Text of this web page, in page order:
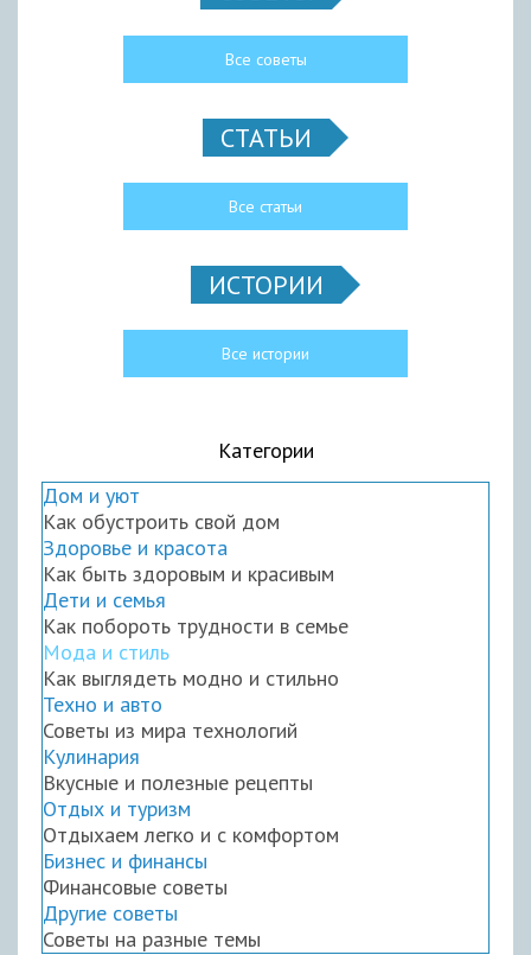
Все советы
СТАТЬИ
Все статьи
ИСТОРИИ
Все истории
Категории
Дом и уют
Как обустроить свой дом
Здоровье и красота
Как быть здоровым и красивым
Дети и семья
Как побороть трудности в семье
Мода и стиль
Как выглядеть модно и стильно
Техно и авто
Советы из мира технологий
Кулинария
Вкусные и полезные рецепты
Отдых и туризм
Отдыхаем легко и с комфортом
Бизнес и финансы
Финансовые советы
Другие советы
Советы на разные темы